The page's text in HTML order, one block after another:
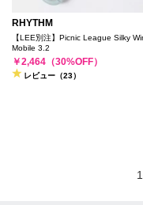
RHYTHM
【LEE別注】Picnic League Silky
Mobile 3.2
￥2,464（30%OFF）
レビュー（23）